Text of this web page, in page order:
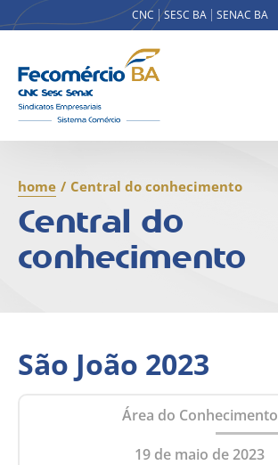
CNC SESC BA SENAC BA
home / Central do conhecimento
Central do
conhecimento
São João 2023
Área do Conhecimento
19 de maio de 2023